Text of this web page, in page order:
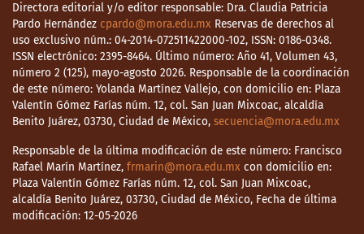
Directora editorial y/o editor responsable: Dra. Claudia Patricia
Pardo Hernández cpardo@mora.edu.mx Reservas de derechos al
uso exclusivo núm.: 04-2014-072511422000-102, ISSN: 0186-0348.
ISSN electrónico: 2395-8464. Último número: Año 41, Volumen 43,
número 2 (125), mayo-agosto 2026. Responsable de la coordinación
de este número: Yolanda Martínez Vallejo, con domicilio en: Plaza
Valentín Gómez Farías núm. 12, col. San Juan Mixcoac, alcaldía
Benito Juárez, 03730, Ciudad de México, secuencia@mora.edu.mx
Responsable de la última modificación de este número: Francisco
Rafael Marín Martínez, frmarin@mora.edu.mx con domicilio en:
Plaza Valentín Gómez Farías núm. 12, col. San Juan Mixcoac,
alcaldía Benito Juárez, 03730, Ciudad de México, Fecha de última
modificación: 12-05-2026